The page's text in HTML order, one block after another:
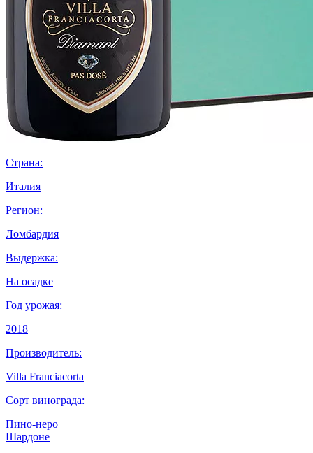
Страна:
Италия
Регион:
Ломбардия
Выдержка:
На осадке
Год урожая:
2018
Производитель:
Villa Franciacorta
Сорт винограда:
Пино-неро
Шардоне